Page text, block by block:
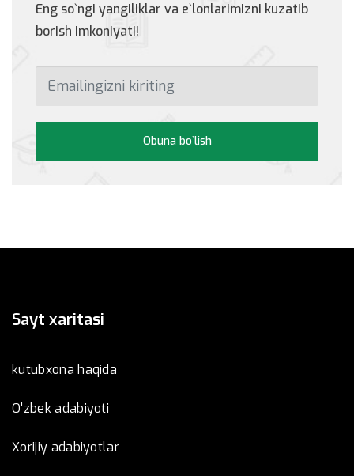
Eng so`ngi yangiliklar va e`lonlarimizni kuzatib
borish imkoniyati!
Obuna bo`lish
Sayt xaritasi
kutubxona haqida
O'zbek adabiyoti
Xorijiy adabiyotlar